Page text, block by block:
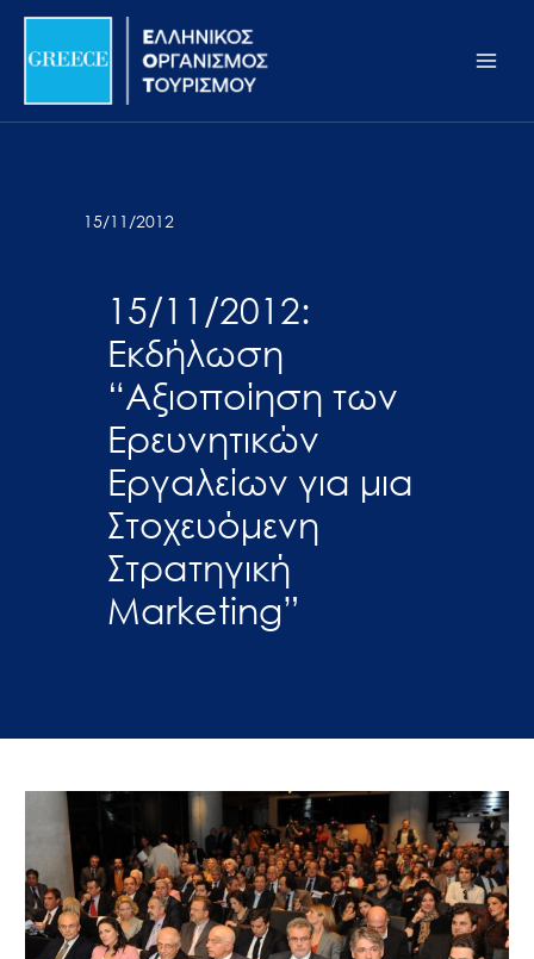
Σημείωση:
ιστότοπος
προσβασιμότητας.
Μετάβαση
περιεχόμενο
15/11/2012
15/11/2012:
Εκδήλωση
“Αξιοποίηση των
Ερευνητικών
Εργαλείων για μια
Στοχευόμενη
Στρατηγική
Marketing”